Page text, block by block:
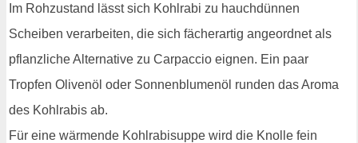
Im Rohzustand lässt sich Kohlrabi zu hauchdünnen
Scheiben verarbeiten, die sich fächerartig angeordnet als
pflanzliche Alternative zu Carpaccio eignen. Ein paar
Tropfen Olivenöl oder Sonnenblumenöl runden das Aroma
des Kohlrabis ab.
Für eine wärmende Kohlrabisuppe wird die Knolle fein